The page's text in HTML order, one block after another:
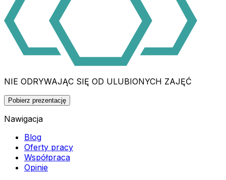
NIE ODRYWAJĄC SIĘ OD ULUBIONYCH ZAJĘĆ
Pobierz prezentację
Nawigacja
Blog
Oferty pracy
Współpraca
Opinie